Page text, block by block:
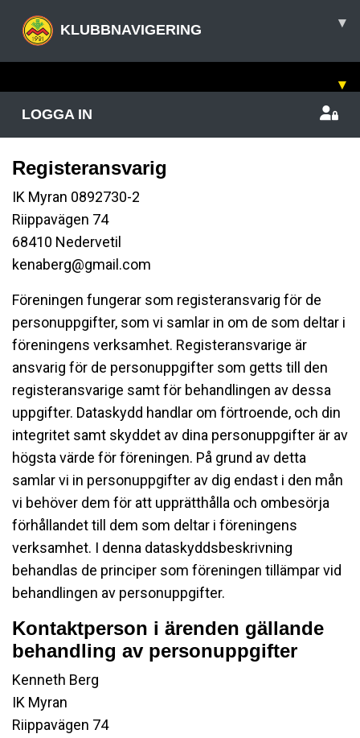
KLUBBNAVIGERING ▾
▾
LOGGA IN
Registeransvarig
IK Myran 0892730-2
Riippavägen 74
68410 Nedervetil
kenaberg@gmail.com
Föreningen fungerar som registeransvarig för de
personuppgifter, som vi samlar in om de som deltar i
föreningens verksamhet. Registeransvarige är
ansvarig för de personuppgifter som getts till den
registeransvarige samt för behandlingen av dessa
uppgifter. Dataskydd handlar om förtroende, och din
integritet samt skyddet av dina personuppgifter är av
högsta värde för föreningen. På grund av detta
samlar vi in personuppgifter av dig endast i den mån
vi behöver dem för att upprätthålla och ombesörja
förhållandet till dem som deltar i föreningens
verksamhet. I denna dataskyddsbeskrivning
behandlas de principer som föreningen tillämpar vid
behandlingen av personuppgifter.
Kontaktperson i ärenden gällande
behandling av personuppgifter
Kenneth Berg
IK Myran
Riippavägen 74